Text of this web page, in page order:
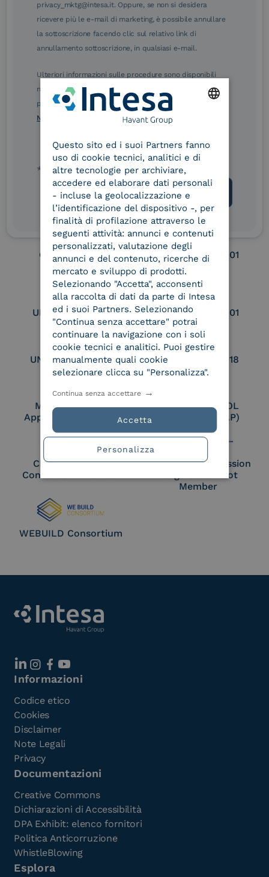
Le nostre certificazioni
eIDAS Qualified Trust
Service Provider
eIDAS Qualified Trust
Service Provider for
Remote Qualified
Electronic Signature /
Seal Creation
Service Provider e
Aggregatore SPID
Service Provider e
Aggregatore CIE
Conservatore
qualificato
UNI EN ISO 37001
UNI EN ISO 9001 UNI EN ISO 27001
UNI EN ISO 27017 UNI EN ISO 27018
Membro Adobe
Approved Trust List
Certified PEPPOL
Access Point (AP)
Cloud Signature
Consortium Member
European Commission
Large Scale Pilot
Member
WEBUILD Consortium
privacy_mktg@intesa.it. Oppure, se non si desidera
ricevere più le e-mail di marketing, è possibile annullare
la sottoscrizione facendo clic sul relativo link di
annullamento sottoscrizione, in qualsiasi e-mail.
Ulteriori informazioni sulle procedure sono disponibili
nelle Norme di tutela della privacy INTESA. Inoltrando il
presente modulo, dichiaro di aver letto e compreso le
Norme di tutela della privacy INTESA.
* campo obbligatorio
Informazioni
Codice etico
Cookies
Disclaimer
Note Legali
Privacy
Documentazioni
Creative Commons
Dichiarazioni di Accessibilità
DPA Exhibit: elenco fornitori
Politica Anticorruzione
WhistleBlowing
Esplora
ITALIAN
Questo sito ed i suoi Partners fanno
uso di cookie tecnici, analitici e di
altre tecnologie per archiviare,
accedere ed elaborare dati personali
- incluse la geolocalizzazione e
l’identificazione del dispositivo -, per
finalità di profilazione attraverso le
seguenti attività: annunci e contenuti
personalizzati, valutazione degli
annunci e del contenuto, ricerche di
mercato e sviluppo di prodotti.
Selezionando "Accetta", acconsenti
alla raccolta di dati da parte di Intesa
ed i suoi Partners. Selezionando
"Continua senza accettare" potrai
continuare la navigazione con i soli
cookie tecnici e analitici. Puoi gestire
manualmente quali cookie
selezionare clicca su "Personalizza".
Accetta
Continua senza accettare
Personalizza